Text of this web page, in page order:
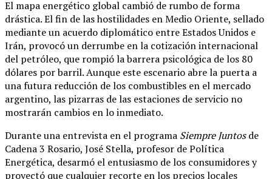
El mapa energético global cambió de rumbo de forma
drástica. El fin de las hostilidades en Medio Oriente, sellado
mediante un acuerdo diplomático entre Estados Unidos e
Irán, provocó un derrumbe en la cotización internacional
del petróleo, que rompió la barrera psicológica de los 80
dólares por barril. Aunque este escenario abre la puerta a
una futura reducción de los combustibles en el mercado
argentino, las pizarras de las estaciones de servicio no
mostrarán cambios en lo inmediato.
Durante una entrevista en el programa Siempre Juntosde
Cadena 3 Rosario, José Stella, profesor de Política
Energética, desarmó el entusiasmo de los consumidores y
proyectó que cualquier recorte en los precios locales